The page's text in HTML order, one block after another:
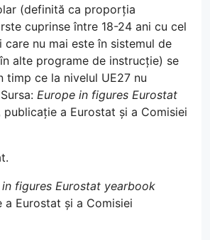
(definită ca proporția
cuprinse între 18-24 ani cu cel
care nu mai este în sistemul de
alte programe de instrucție) se
timp ce la nivelul UE27 nu
Europe in figures Eurostat
publicație a Eurostat și a Comisiei
in figures Eurostat yearbook
a Eurostat și a Comisiei